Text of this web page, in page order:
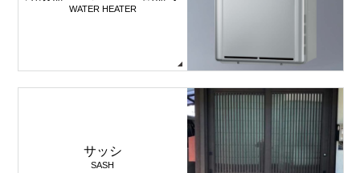
WATER HEATER
サッシ
SASH